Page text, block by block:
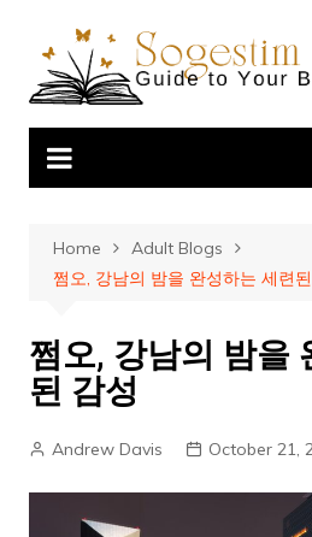
content
Home
Adult Blogs
쩜오, 강남의 밤을 완성하는 세련
쩜오, 강남의 밤을
된 감성
Andrew Davis October 21,